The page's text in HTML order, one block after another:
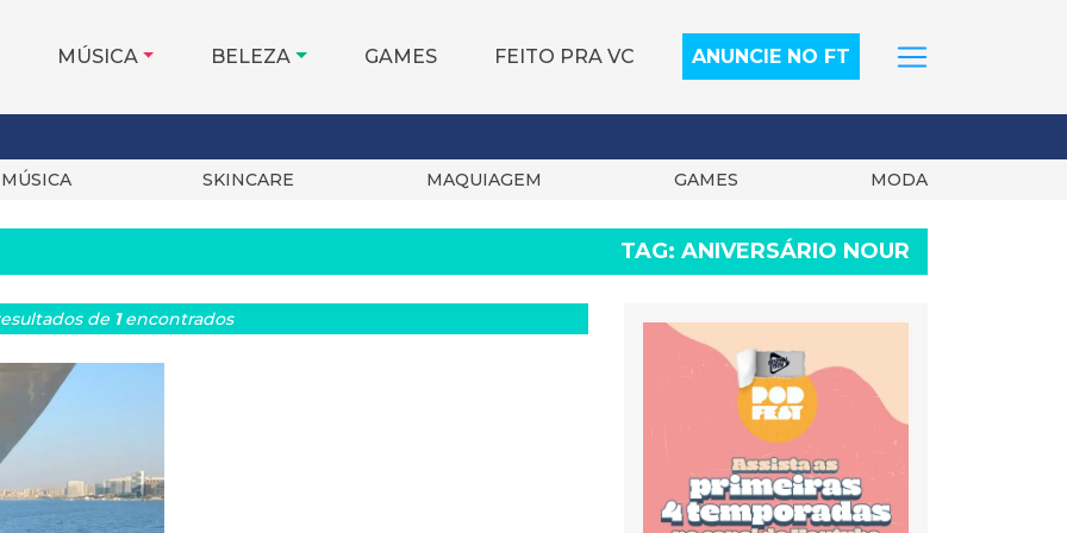
MÚSICA BELEZA GAMES FEITO PRA VC ANUNCIE NO FT
MÚSICA SKINCARE MAQUIAGEM GAMES MODA
TAG: ANIVERSÁRIO NOUR
de 1encontrados